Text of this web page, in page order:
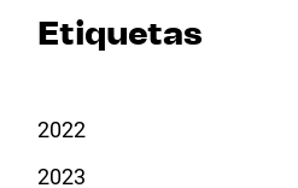
Etiquetas
2022
2023